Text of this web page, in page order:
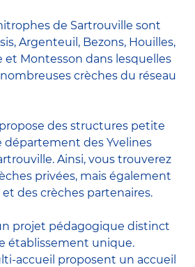
de Sartrouville sont
Argenteuil, Bezons, Houilles,
et Montesson dans lesquelles
crèches du réseau
des structures petite
département des Yvelines
Ainsi, vous trouverez
privées, mais également
des crèches partenaires.
projet pédagogique distinct
établissement unique.
accueil proposent un accueil